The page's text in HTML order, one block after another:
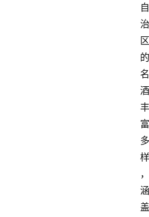
自
治
区
的
名
酒
丰
富
多
样
，
涵
盖